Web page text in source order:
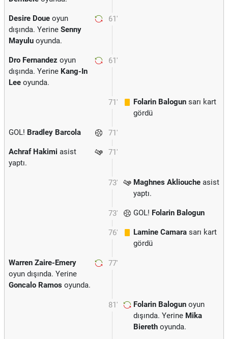
61'
Desire Doue oyun
dışında. Yerine Senny
Mayulu oyunda.
61'
Dro Fernandez oyun
dışında. Yerine Kang-In
Lee oyunda.
71' Folarin Balogun sarı kart
gördü
71'
GOL! Bradley Barcola
71'
Achraf Hakimi asist
yaptı.
73' Maghnes Akliouche asist
yaptı.
73' GOL! Folarin Balogun
76' Lamine Camara sarı kart
gördü
77'
Warren Zaire-Emery
oyun dışında. Yerine
Goncalo Ramos oyunda.
81' Folarin Balogun oyun
dışında. Yerine Mika
Biereth oyunda.